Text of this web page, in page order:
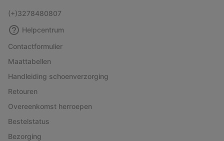
(+)3278480807
Helpcentrum
Contactformulier
Maattabellen
Handleiding schoenverzorging
Retouren
Overeenkomst herroepen
Bestelstatus
Bezorging